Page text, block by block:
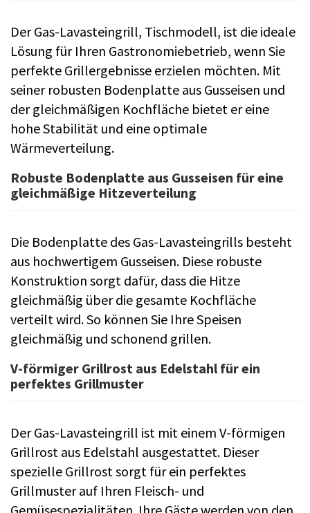
Der Gas-Lavasteingrill, Tischmodell, ist die ideale
Lösung für Ihren Gastronomiebetrieb, wenn Sie
perfekte Grillergebnisse erzielen möchten. Mit
seiner robusten Bodenplatte aus Gusseisen und
der gleichmäßigen Kochfläche bietet er eine
hohe Stabilität und eine optimale
Wärmeverteilung.
Robuste Bodenplatte aus Gusseisen für eine
gleichmäßige Hitzeverteilung
Die Bodenplatte des Gas-Lavasteingrills besteht
aus hochwertigem Gusseisen. Diese robuste
Konstruktion sorgt dafür, dass die Hitze
gleichmäßig über die gesamte Kochfläche
verteilt wird. So können Sie Ihre Speisen
gleichmäßig und schonend grillen.
V-förmiger Grillrost aus Edelstahl für ein
perfektes Grillmuster
Der Gas-Lavasteingrill ist mit einem V-förmigen
Grillrost aus Edelstahl ausgestattet. Dieser
spezielle Grillrost sorgt für ein perfektes
Grillmuster auf Ihren Fleisch- und